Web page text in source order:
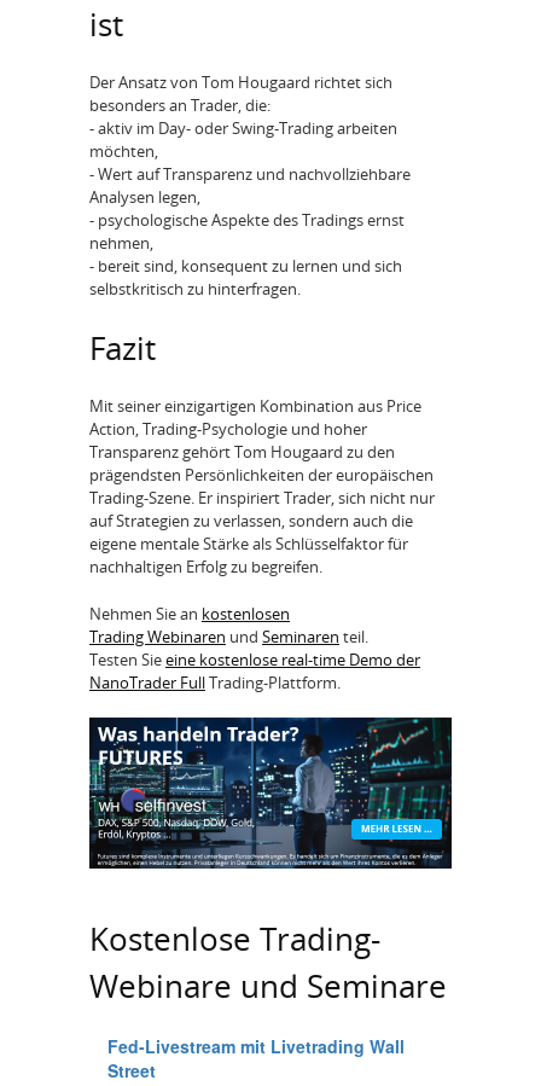
ist
Der Ansatz von Tom Hougaard richtet sich
besonders an Trader, die:
- aktiv im Day- oder Swing-Trading arbeiten
möchten,
- Wert auf Transparenz und nachvollziehbare
Analysen legen,
- psychologische Aspekte des Tradings ernst
nehmen,
- bereit sind, konsequent zu lernen und sich
selbstkritisch zu hinterfragen.
Fazit
Mit seiner einzigartigen Kombination aus Price
Action, Trading-Psychologie und hoher
Transparenz gehört Tom Hougaard zu den
prägendsten Persönlichkeiten der europäischen
Trading-Szene. Er inspiriert Trader, sich nicht nur
auf Strategien zu verlassen, sondern auch die
eigene mentale Stärke als Schlüsselfaktor für
nachhaltigen Erfolg zu begreifen.
Nehmen Sie an kostenlosen
Trading Webinaren und Seminaren teil.
Testen Sieeine kostenlose real-time Demo der
NanoTrader FullTrading-Plattform.
Kostenlose Trading-
Webinare und Seminare